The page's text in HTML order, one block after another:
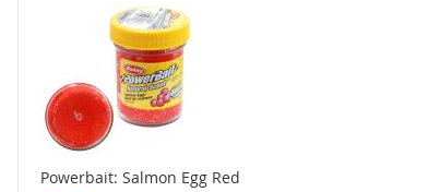
Powerbait: Salmon Egg Red